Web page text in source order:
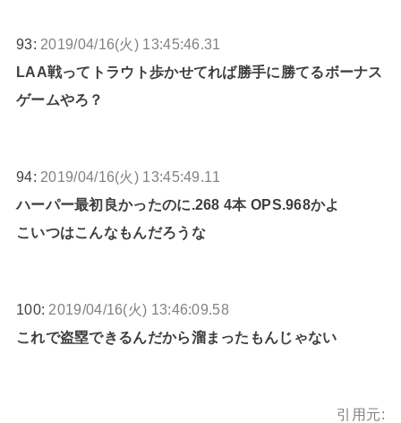
93: 2019/04/16(火) 13:45:46.31
LAA戦ってトラウト歩かせてれば勝手に勝てるボーナス
ゲームやろ？
94: 2019/04/16(火) 13:45:49.11
ハーパー最初良かったのに.268 4本 OPS.968かよ
こいつはこんなもんだろうな
100: 2019/04/16(火) 13:46:09.58
これで盗塁できるんだから溜まったもんじゃない
引用元: